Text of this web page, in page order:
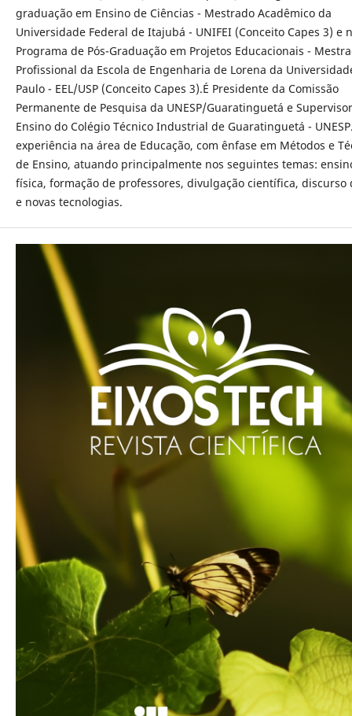
graduação em Ensino de Ciências - Mestrado Acadêmico da
Universidade Federal de Itajubá - UNIFEI (Conceito Capes 3) e
Programa de Pós-Graduação em Projetos Educacionais -
Profissional da Escola de Engenharia de Lorena da
Paulo - EEL/USP (Conceito Capes 3).É Presidente da Comissão
Permanente de Pesquisa da UNESP/Guaratinguetá e
Ensino do Colégio Técnico Industrial de Guaratinguetá -
experiência na área de Educação, com ênfase em Métodos e
de Ensino, atuando principalmente nos seguintes temas:
física, formação de professores, divulgação científica, discurso
e novas tecnologias.